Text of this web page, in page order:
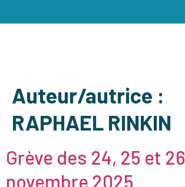
Auteur/autrice :
RAPHAEL RINKIN
Grève des 24, 25 et 26
novembre 2025